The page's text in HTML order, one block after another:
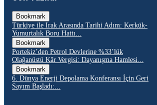
Bookmark
Türkiye ile Irak Arasında Tarihi Adım: Kerkük-
Yumurtalık Boru Hattı...
Bookmark
Portekiz’den Petrol Devlerine %33’lük
Olağanüstü Kâr Vergisi: Dayanışma Hamlesi...
Bookmark
6. Dünya Enerji Depolama Konferansı İçin Geri
Sayım Başladı:...